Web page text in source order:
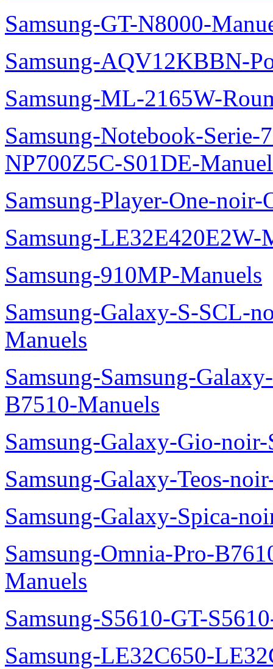
Samsung-GT-N8000-
Samsung-AQV12KBBN-
Samsung-ML-2165W-
Samsung-Notebook-
NP700Z5C-S01DE-
Samsung-Player-One-
Samsung-LE32E420E2W-
Samsung-910MP-Manuels
Samsung-Galaxy-S-SCL-
Manuels
Samsung-Samsung-
B7510-Manuels
Samsung-Galaxy-Gio-
Samsung-Galaxy-Teos-
Samsung-Galaxy-Spica-
Samsung-Omnia-Pro-
Manuels
Samsung-S5610-GT-
Samsung-LE32C650-